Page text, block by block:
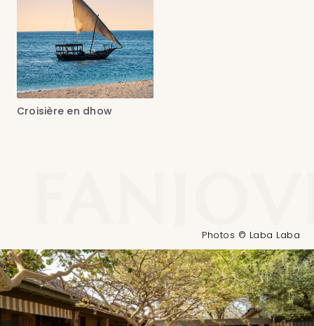
Croisière en dhow
Photos © Laba Laba